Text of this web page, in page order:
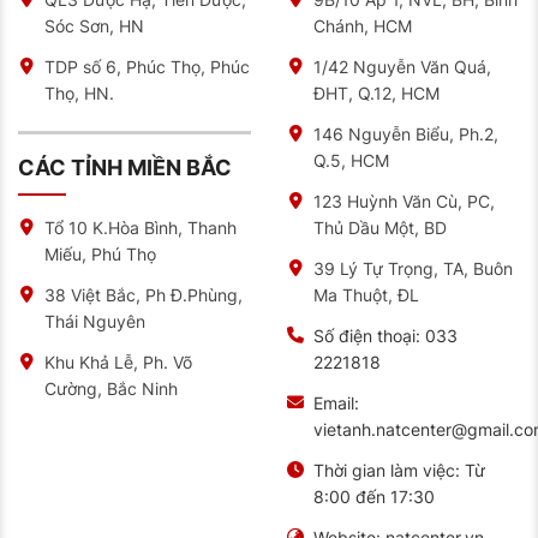
Những công nghệ này của dòng lốp thương hiệu Đức
này vượt xa đối thủ cùng phân khúc, tăng hiệu quả
trong điều kiện đường sá đa dạng tại Việt Nam – từ
đường cao tốc hiện đại đến những cung đường đèo
dốc hay đô thị đông đúc.
Tham Khảo Thêm:Lốp Continental 175/50R15 UC6
Chính Hãng Mới Nhất
Lốp LX Sport Của Continental Tương
Thích Hoàn Hảo Với Xe Nào
275/40R22 ContiCrossContact Sport phù hợp với các
dòng SUV hạng sang và xe thể thao đa dụng:
BMW X5, X6, X7 – Tối ưu độ bám khi vào cua, giữ
nguyên DNA thể thao đặc trưng
Mercedes-Benz GLE, GLS – Nâng tầm sự êm ái
sang trọng đúng chất “Ngôi sao ba cánh”
tốt khi chuyển làn gắt và giữ xe chắc chắn vào cua
Sóc Sơn, HN
TDP số 6, Phúc Thọ, Phúc
Thọ, HN.
CÁC TỈNH MIỀN BẮC
Tổ 10 K.Hòa Bình, Thanh
Miếu, Phú Thọ
38 Việt Bắc, Ph Đ.Phùng,
Thái Nguyên
Khu Khả Lễ, Ph. Võ
Cường, Bắc Ninh
Chánh, HCM
1/42 Nguyễn Văn Quá,
ĐHT, Q.12, HCM
146 Nguyễn Biểu, Ph.2,
Q.5, HCM
123 Huỳnh Văn Cù, PC,
Thủ Dầu Một, BD
39 Lý Tự Trọng, TA, Buôn
Ma Thuột, ĐL
Số điện thoại: 033
2221818
Email:
Thời gian làm việc: Từ
8:00 đến 17:30